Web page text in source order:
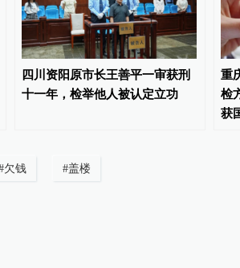
四川资阳原市长王善平一审获刑
十一年，检举他人被认定立功
重
检
获
欠钱 #盖楼